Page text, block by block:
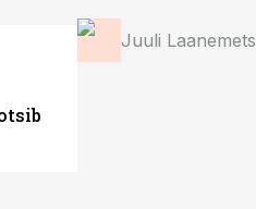
Juuli Laanemets